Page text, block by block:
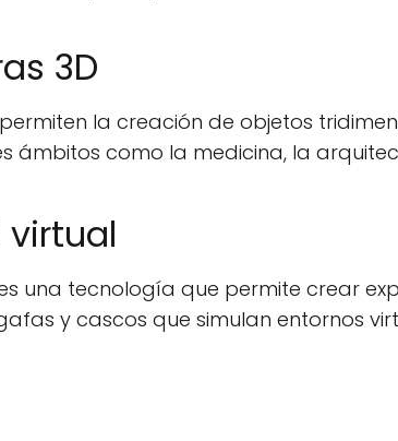
3D
la creación de objetos
ámbitos como la medicina, la
virtual
una tecnología que permite crear
y cascos que simulan entornos